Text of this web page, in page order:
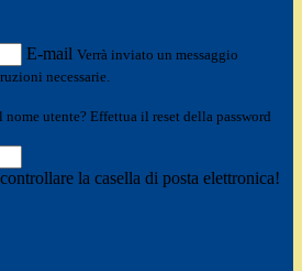
E-mail Verrà inviato un messaggio
necessarie.
utente? Effettua il reset della password
la casella di posta elettronica!